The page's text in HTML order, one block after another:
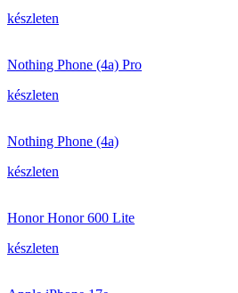
készleten
Nothing Phone (4a) Pro
készleten
Nothing Phone (4a)
készleten
Honor Honor 600 Lite
készleten